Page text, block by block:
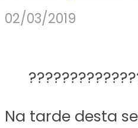
02/03/2019
Na tarde desta